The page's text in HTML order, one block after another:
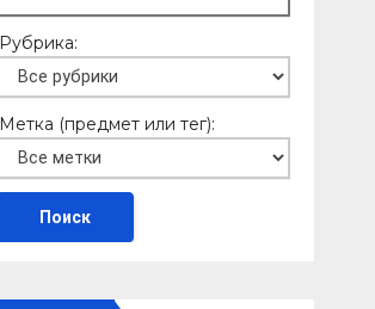
Рубрика:
Метка (предмет или тег):